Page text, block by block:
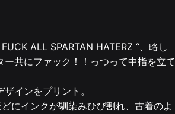
ALL SPARTAN HATERZ “、略し
ー共にファック！！っつって中指を立て
インをプリント。
にインクが馴染みひび割れ、古着のよ